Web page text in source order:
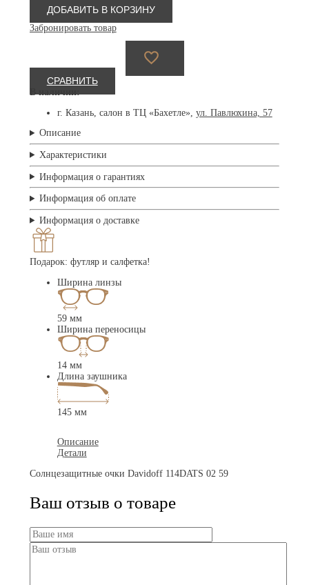
ДОБАВИТЬ В КОРЗИНУ
Забронировать товар
СРАВНИТЬ
г. Казань, салон в ТЦ «Бахетле», ул. Павлюхина, 57
Описание
Характеристики
Информация о гарантиях
Информация об оплате
Информация о доставке
Подарок: футляр и салфетка!
Ширина линзы
59 мм
Ширина переносицы
14 мм
Длина заушника
145 мм
Описание
Детали
Солнцезащитные очки Davidoff 114DATS 02 59
Ваш отзыв о товаре